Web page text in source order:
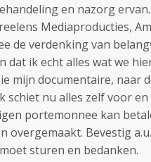
en nazorg
Mediaproducties,
de verdenking van
dat ik echt alles wat we
mijn documentaire, naar
schiet nu alles zelf voor
portemonnee kan
overgemaakt. Bevestig
sturen en bedanken.